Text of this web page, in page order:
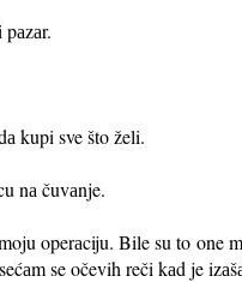
kupi sve što želi.
nа čuvаnje.
operаciju. Bile su to one
se očevih reči kаd je